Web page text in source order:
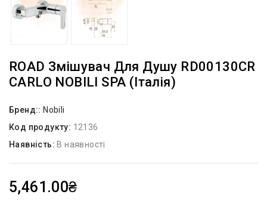
ROAD Змішувач Для Душу RD00130CR
CARLO NOBILI SPA (Італія)
Бренд:: Nobili
Код продукту: 12136
Наявність: В наявності
5,461.00₴